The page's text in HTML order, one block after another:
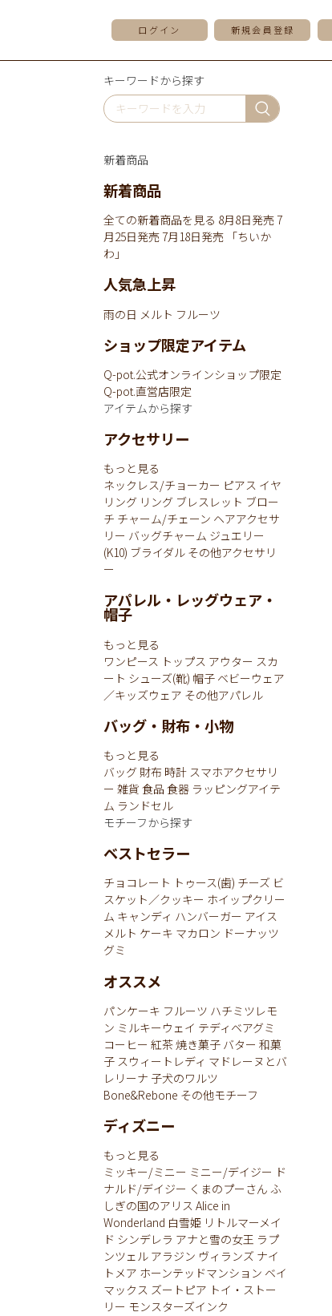
ログイン 新規会員登録
キーワードから探す
新着商品
新着商品
全ての新着商品を見る 8月8日発売7
月25日発売7月18日発売 「ちいか
わ」
人気急上昇
雨の日 メルト フルーツ
ショップ限定アイテム
Q-pot.公式オンラインショップ限定
Q-pot.直営店限定
アイテムから探す
アクセサリー
もっと見る
ネックレス/チョーカー ピアス イヤ
リング リング ブレスレット ブロー
チ チャーム/チェーン ヘアアクセサ
リー バッグチャーム ジュエリー
(K10) ブライダル その他アクセサリ
ー
アパレル・レッグウェア・
帽子
もっと見る
ワンピース トップス アウター スカ
ート シューズ(靴) 帽子 ベビーウェア
／キッズウェア その他アパレル
バッグ・財布・小物
もっと見る
バッグ 財布 時計 スマホアクセサリ
ー 雑貨 食品 食器 ラッピングアイテ
ム ランドセル
モチーフから探す
ベストセラー
チョコレート トゥース(歯) チーズ ビ
スケット／クッキー ホイップクリー
ム キャンディ ハンバーガー アイス
メルト ケーキ マカロン ドーナッツ
グミ
オススメ
パンケーキ フルーツ ハチミツレモ
ン ミルキーウェイ テディベアグミ
コーヒー 紅茶焼き菓子 バター 和菓
子 スウィートレディ マドレーヌとバ
レリーナ 子犬のワルツ
Bone&Rebone その他モチーフ
ディズニー
もっと見る
ミッキー/ミニー ミニー/デイジー ド
ナルド/デイジー くまのプーさん ふ
しぎの国のアリス Alice in
Wonderland 白雪姫 リトルマーメイ
ド シンデレラ アナと雪の女王 ラプ
ンツェル アラジン ヴィランズ ナイ
トメア ホーンテッドマンション ベイ
マックス ズートピア トイ・ストー
リー モンスターズインク